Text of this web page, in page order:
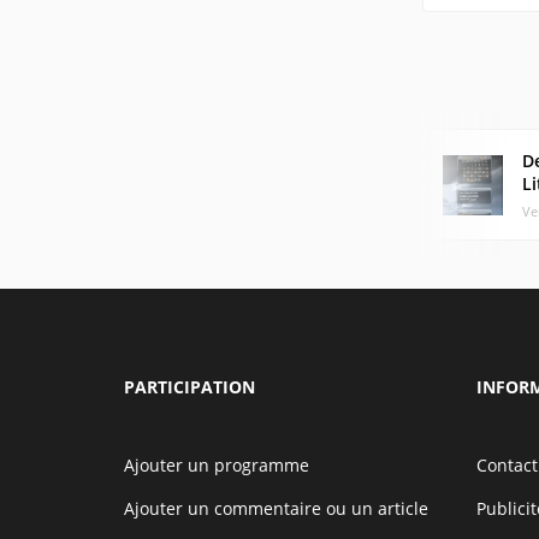
PARTICIPATION
Ajouter un programme
Ajouter un commentaire ou un article
Contact